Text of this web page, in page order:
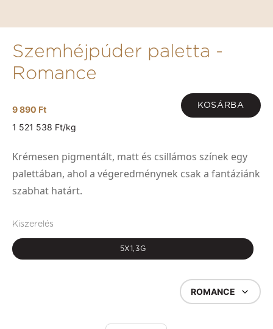
Szemhéjpúder paletta -
Romance
9 890 Ft KOSÁRBA
1 521 538 Ft/kg
Krémesen pigmentált, matt és csillámos színek egy
palettában, ahol a végeredménynek csak a fantáziánk
szabhat határt.
Kiszerelés
5X1,3G
ROMANCE